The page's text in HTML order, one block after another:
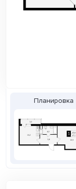
Планировка